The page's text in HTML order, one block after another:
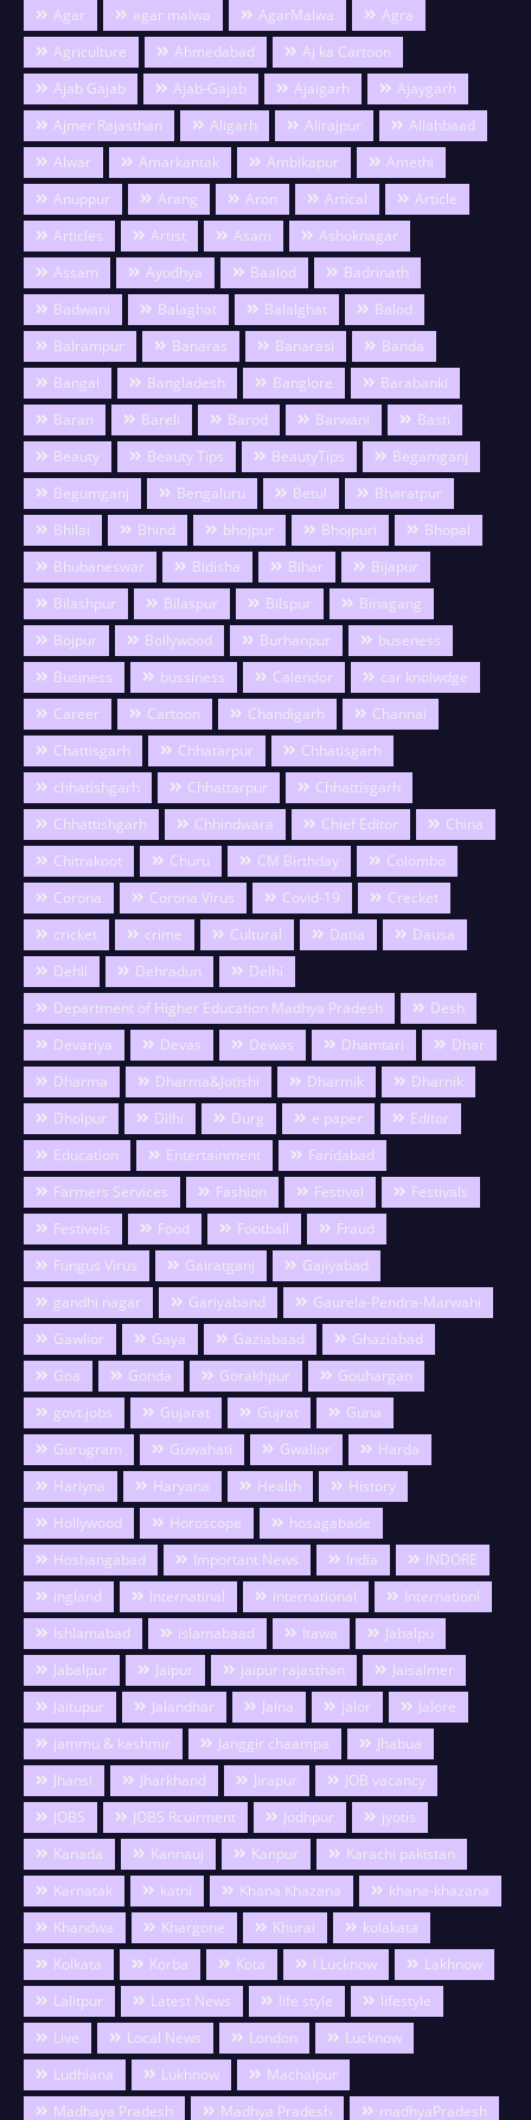
Agar agar malwa AgarMalwa
Agra
Agriculture
Ahmedabad
Aj ka Cartoon
Ajab Gajab
Ajab-Gajab Ajaigarh
Ajaygarh
Ajmer Rajasthan
Aligarh Alirajpur
Allahbaad
Alwar
Amarkantak Ambikapur
Amethi
Anuppur
Arang Aron Artical
Article
Articles
Artist Asam
Ashoknagar
Assam
Ayodhya Baalod
Badrinath
Badwani
Balaghat Balalghat
Balod
Balrampur
Banaras Banarasi
Banda
Bangal
Bangladesh Banglore
Barabanki
Baran
Bareli Barod Barwani
Basti
Beauty
Beauty Tips BeautyTips
Begamganj
Begumganj
Bengaluru Betul
Bharatpur
Bhilai
Bhind bhojpur Bhojpuri
Bhopal
Bhubaneswar
Bidisha Bihar
Bijapur
Bilashpur
Bilaspur Bilspur
Binagang
Bojpur
Bollywood Burhanpur
buseness
Business
bussiness Calendor
car knolwdge
Career
Cartoon Chandigarh
Channai
Chattisgarh
Chhatarpur
Chhatisgarh
chhatishgarh
Chhattarpur
Chhattisgarh
Chhattishgarh
Chhindwara Chief Editor
China
Chitrakoot
Churu CM Birthday
Colombo
Corona
Corona Virus Covid-19
Crecket
cricket
crime Cultural Datia
Dausa
Dehli
Dehradun
Delhi
Department of Higher Education Madhya Pradesh
Desh
Devariya
Devas Dewas Dhamtari
Dhar
Dharma
Dharma&Jotishi Dharmik
Dharnik
Dholpur
Dilhi Durg e paper
Editor
Education
Entertainment
Faridabad
Farmers Services
Fashion Festival
Festivals
Festivels
Food Football
Fraud
Fungus Virus
Gairatganj
Gajiyabad
gandhi nagar
Gariyaband
Gaurela-Pendra-Marwahi
Gawlior
Gaya Gaziabaad
Ghaziabad
Goa
Gonda Gorakhpur
Gouhargan
govt.jobs
Gujarat Gujrat
Guna
Gurugram
Guwahati Gwalior
Harda
Hariyna
Haryana Health
History
Hollywood
Horoscope
hosagabade
Hoshangabad
Important News India
INDORE
ingland
Internatinal international
Internationl
Ishlamabad
islamabaad Itawa
Jabalpu
Jabalpur
Jaipur jaipur rajasthan
Jaisalmer
Jaitupur
Jalandhar Jalna jalor
Jalore
jammu & kashmir
Janggir chaampa
Jhabua
Jhansi
Jharkhand Jirapur
JOB vacancy
JOBS
JOBS Rcuirment Jodhpur
jyotis
Kanada
Kannauj Kanpur
Karachi pakistan
Karnatak
katni Khana Khazana
khana-khazana
Khandwa
Khargone Khurai
kolakata
Kolkata
Korba Kota l Lucknow
Lakhnow
Lalitpur
Latest News life style
lifestyle
Live
Local News London
Lucknow
Ludhiana
Lukhnow
Machalpur
Madhaya Pradesh
Madhya Pradesh
madhyaPradesh